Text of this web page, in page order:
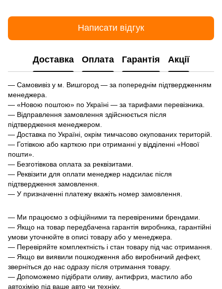
Написати відгук
Доставка Оплата Гарантія Акції
— Самовивіз у м. Вишгород — за попереднім підтвердженням
менеджера.
— «Новою поштою» по Україні — за тарифами перевізника.
— Відправлення замовлення здійснюється після
підтвердження менеджером.
— Доставка по Україні, окрім тимчасово окупованих територій.
— Готівкою або карткою при отриманні у відділенні «Нової
пошти».
— Безготівкова оплата за реквізитами.
— Реквізити для оплати менеджер надсилає після
підтвердження замовлення.
— У призначенні платежу вкажіть номер замовлення.
— Ми працюємо з офіційними та перевіреними брендами.
— Якщо на товар передбачена гарантія виробника, гарантійні
умови уточнюйте в описі товару або у менеджера.
— Перевіряйте комплектність і стан товару під час отримання.
— Якщо ви виявили пошкодження або виробничий дефект,
зверніться до нас одразу після отримання товару.
— Допоможемо підібрати оливу, антифриз, мастило або
автохімію під ваше авто чи техніку.